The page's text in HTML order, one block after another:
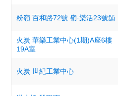
粉嶺 百和路72號 嶺·樂活23號舖
火炭 華樂工業中心(1期)A座6樓
19A室
火炭 世紀工業中心